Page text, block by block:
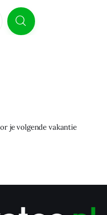
je volgende vakantie